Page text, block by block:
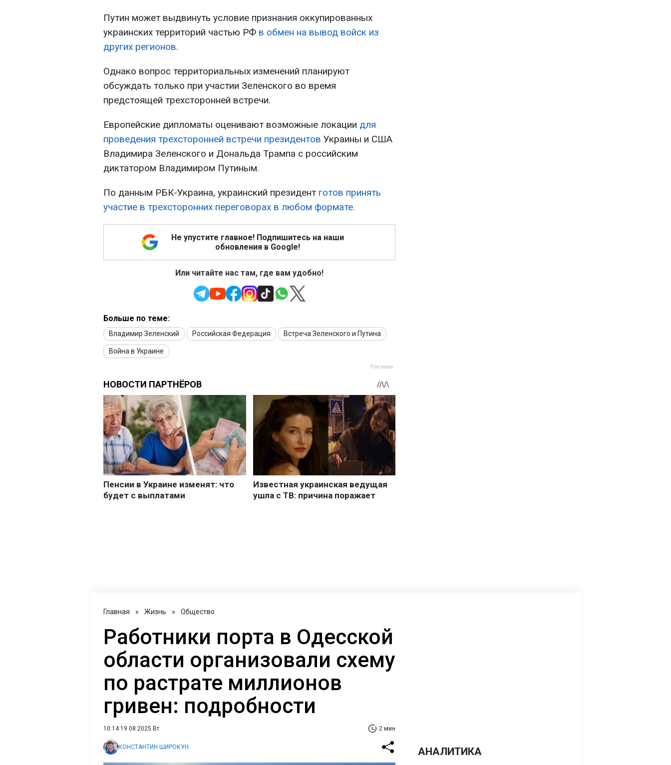
Путин может выдвинуть условие признания оккупированных
украинских территорий частью РФ в обмен на вывод войск из
других регионов.
Однако вопрос территориальных изменений планируют
обсуждать только при участии Зеленского во время
предстоящей трехсторонней встречи.
Европейские дипломаты оценивают возможные локации для
проведения трехсторонней встречи президентов Украины и США
Владимира Зеленского и Дональда Трампа с российским
диктатором Владимиром Путиным.
По данным РБК-Украина, украинский президент готов принять
участие в трехсторонних переговорах в любом формате.
Не упустите главное! Подпишитесь на наши
обновления в Google!
Или читайте нас там, где вам удобно!
Больше по теме:
Владимир Зеленский Российская Федерация Встреча Зеленского и Путина
Война в Украине
Главная » Жизнь » Общество
Работники порта в Одесской
области организовали схему
по растрате миллионов
гривен: подробности
10:14 19.08.2025 Вт 2 мин
КОНСТАНТИН ШИРОКУН АНАЛИТИКА